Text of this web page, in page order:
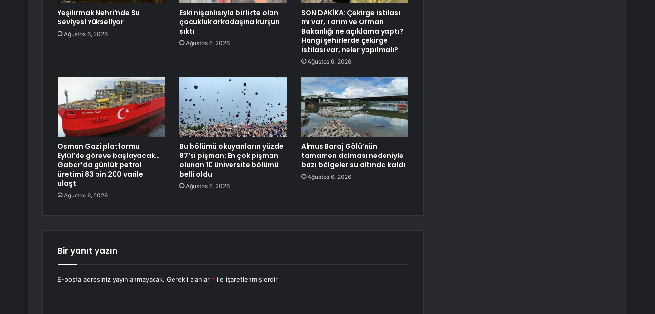
Yeşilırmak Nehri’nde Su
Seviyesi Yükseliyor
Ağustos 6, 2026
Eski nişanlısıyla birlikte olan
çocukluk arkadaşına kurşun
sıktı
Ağustos 6, 2026
SON DAKİKA: Çekirge istilası
mı var, Tarım ve Orman
Bakanlığı ne açıklama yaptı?
Hangi şehirlerde çekirge
istilası var, neler yapılmalı?
Ağustos 6, 2026
Osman Gazi platformu
Eylül’de göreve başlayacak…
Gabar’da günlük petrol
üretimi 83 bin 200 varile
ulaştı
Ağustos 6, 2026
Bu bölümü okuyanların yüzde
87’si pişman: En çok pişman
olunan 10 üniversite bölümü
belli oldu
Ağustos 6, 2026
Almus Baraj Gölü’nün
tamamen dolması nedeniyle
bazı bölgeler su altında kaldı
Ağustos 6, 2026
Bir yanıt yazın
E-posta adresiniz yayınlanmayacak. Gerekli alanlar * ile işaretlenmişlerdir